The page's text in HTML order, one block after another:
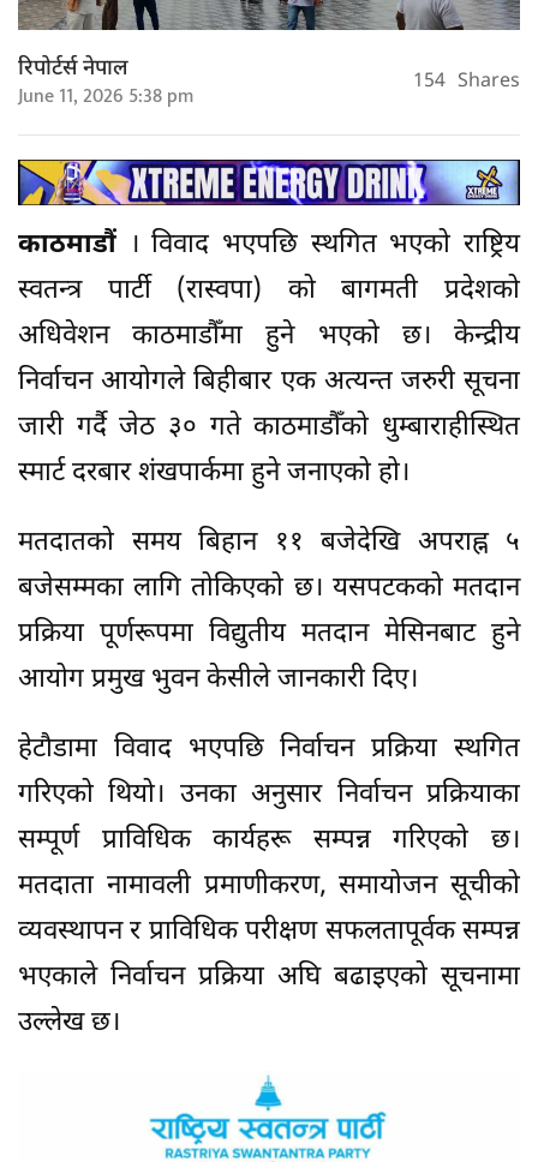
रिपोर्टर्स नेपाल
June 11, 2026 5:38 pm 154 Shares
काठमाडौं । विवाद भएपछि स्थगित भएको राष्ट्रिय
स्वतन्त्र पार्टी (रास्वपा) को बागमती प्रदेशको
अधिवेशन काठमाडौँमा हुने भएको छ। केन्द्रीय
निर्वाचन आयोगले बिहीबार एक अत्यन्त जरुरी सूचना
जारी गर्दै जेठ ३० गते काठमाडौँको धुम्बाराहीस्थित
स्मार्ट दरबार शंखपार्कमा हुने जनाएको हो।
मतदातको समय बिहान ११ बजेदेखि अपराह्न ५
बजेसम्मका लागि तोकिएको छ। यसपटकको मतदान
प्रक्रिया पूर्णरूपमा विद्युतीय मतदान मेसिनबाट हुने
आयोग प्रमुख भुवन केसीले जानकारी दिए।
हेटौडामा विवाद भएपछि निर्वाचन प्रक्रिया स्थगित
गरिएको थियो। उनका अनुसार निर्वाचन प्रक्रियाका
सम्पूर्ण प्राविधिक कार्यहरू सम्पन्न गरिएको छ।
मतदाता नामावली प्रमाणीकरण, समायोजन सूचीको
व्यवस्थापन र प्राविधिक परीक्षण सफलतापूर्वक सम्पन्न
भएकाले निर्वाचन प्रक्रिया अघि बढाइएको सूचनामा
उल्लेख छ।